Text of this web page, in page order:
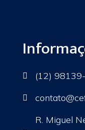
 (12)
 contato
R. Miguel